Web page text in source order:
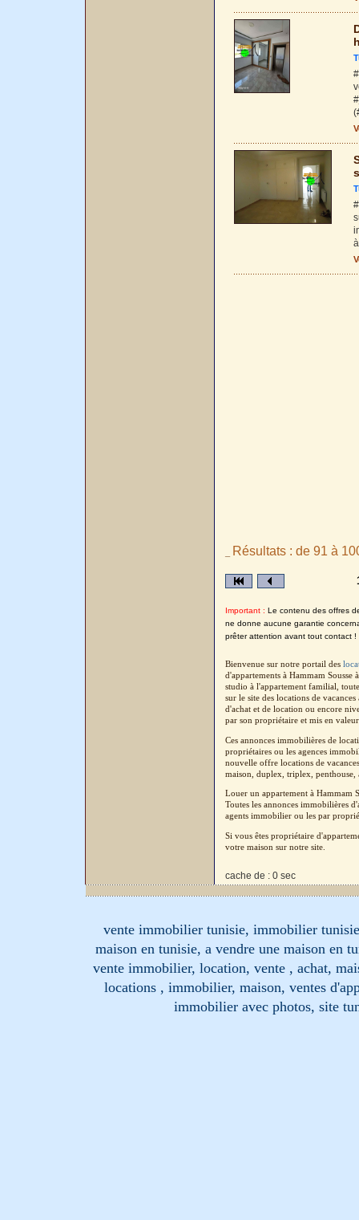
Résultats : de 91 à
Important : Le contenu des offres
ne donne aucune garantie
prêter attention avant tout contact !
Bienvenue sur notre portail des
d'appartements à Hammam
studio à l'appartement familial,
sur le site des locations de
d'achat et de location ou encore
par son propriétaire et mis en
Ces annonces immobilières de
propriétaires ou les agences
nouvelle offre locations de
maison, duplex, triplex, penthouse,
Louer un appartement à Hammam
Toutes les annonces immobilières
agents immobilier ou les par
Si vous êtes propriétaire
votre maison sur notre site.
cache de : 0 sec
vente immobilier tunisie, immobilier
maison en tunisie, a vendre une maison en
vente immobilier, location, vente , achat,
locations , immobilier, maison, ventes
immobilier avec photos, site